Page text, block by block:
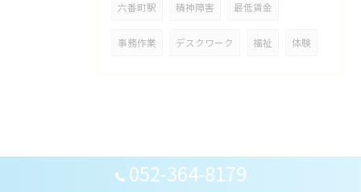
六番町駅 精神障害 最低賃金
事務作業 デスクワーク 福祉 体験
052-364-8179